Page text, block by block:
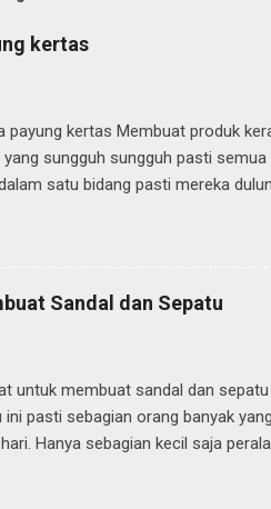
kertas
payung kertas Membuat produk
yang sungguh sungguh pasti
satu bidang pasti mereka
membuat produk kerajinan
kita sebut payung geulis,
kerajinan payung kertas, hanya
Sandal dan Sepatu
untuk membuat sandal dan
ini pasti sebagian orang banyak
Hanya sebagian kecil saja
contoh kecil peralatan mereka